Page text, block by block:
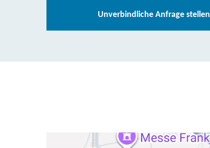
Unverbindliche Anfrage stellen